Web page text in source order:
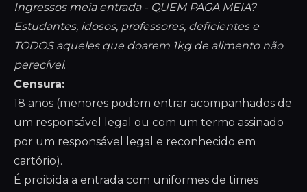
Ingressos meia entrada - QUEM PAGA MEIA?
Estudantes, idosos, professores, deficientes e
TODOS aqueles que doarem 1kg de alimento não
perecível.
Censura:
18 anos (menores podem entrar acompanhados de
um responsável legal ou com um termo assinado
por um responsável legal e reconhecido em
cartório).
É proibida a entrada com uniformes de times